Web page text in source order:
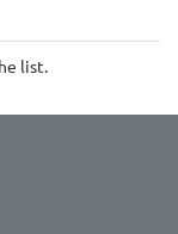
list.